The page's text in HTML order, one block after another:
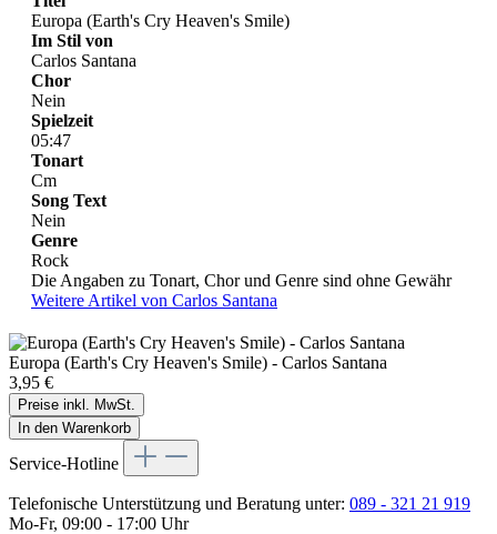
Europa (Earth's Cry Heaven's Smile)
Im Stil von
Carlos Santana
Chor
Nein
Spielzeit
05:47
Tonart
Cm
Song Text
Nein
Genre
Rock
Die Angaben zu Tonart, Chor und Genre sind ohne Gewähr
Weitere Artikel von Carlos Santana
Europa (Earth's Cry Heaven's Smile) - Carlos Santana
3,95 €
Preise inkl. MwSt.
In den Warenkorb
Service-Hotline
Telefonische Unterstützung und Beratung unter: 089 - 321 21 919
Mo-Fr, 09:00 - 17:00 Uhr